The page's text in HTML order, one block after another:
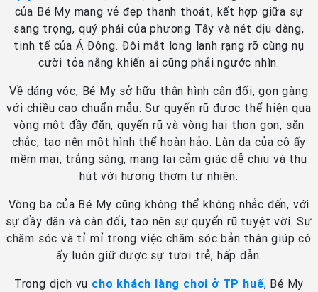
của Bé My mang vẻ đẹp thanh thoát, kết hợp giữa sự
sang trọng, quý phái của phương Tây và nét dịu dàng,
tinh tế của Á Đông. Đôi mắt long lanh rạng rỡ cùng nụ
cười tỏa nắng khiến ai cũng phải ngước nhìn.
Về dáng vóc, Bé My sở hữu thân hình cân đối, gọn gàng
với chiều cao chuẩn mẫu. Sự quyến rũ được thể hiện qua
vòng một đầy đặn, quyến rũ và vòng hai thon gọn, săn
chắc, tạo nên một hình thể hoàn hảo. Làn da của cô ấy
mềm mại, trắng sáng, mang lại cảm giác dễ chịu và thu
hút với hương thơm tự nhiên.
Vòng ba của Bé My cũng không thể không nhắc đến, với
sự đầy đặn và cân đối, tạo nên sự quyến rũ tuyệt vời. Sự
chăm sóc và tỉ mỉ trong việc chăm sóc bản thân giúp cô
ấy luôn giữ được sự tươi trẻ, hấp dẫn.
Trong dịch vụ cho khách làng chơi ở TP huế, Bé My